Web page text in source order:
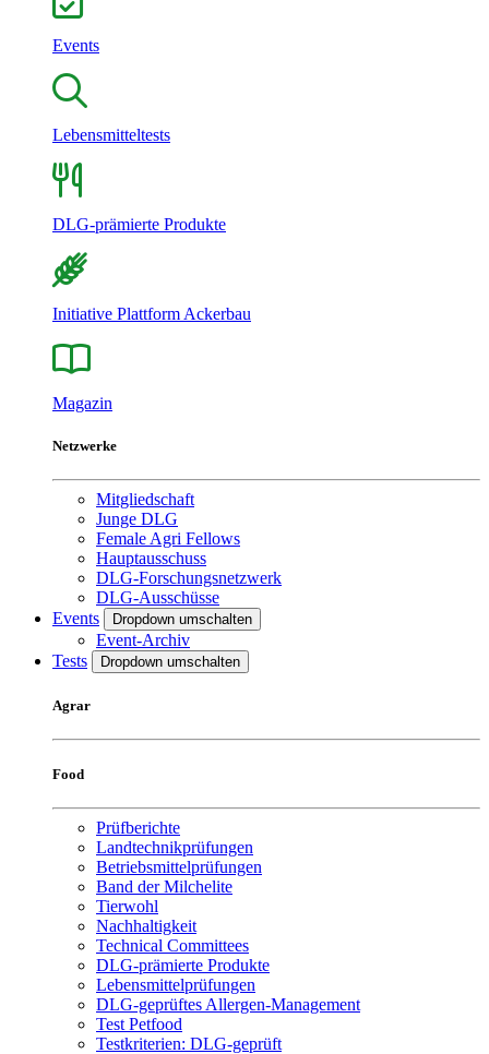
Events
Lebensmitteltests
DLG-prämierte Produkte
Initiative Plattform Ackerbau
Magazin
Netzwerke
Mitgliedschaft
Junge DLG
Female Agri Fellows
Hauptausschuss
DLG-Forschungsnetzwerk
DLG-Ausschüsse
Events
Dropdown umschalten
Event-Archiv
Tests
Dropdown umschalten
Agrar
Food
Prüfberichte
Landtechnikprüfungen
Betriebsmittelprüfungen
Band der Milchelite
Tierwohl
Nachhaltigkeit
Technical Committees
DLG-prämierte Produkte
Lebensmittelprüfungen
DLG-geprüftes Allergen-Management
Test Petfood
Testkriterien: DLG-geprüft